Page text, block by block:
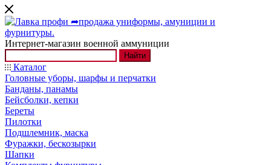
Интернет-магазин военной аммуниции
Найти
Каталог
Головные уборы, шарфы и перчатки
Банданы, панамы
Бейсболки, кепки
Береты
Пилотки
Подшлемник, маска
Фуражки, бескозырки
Шапки